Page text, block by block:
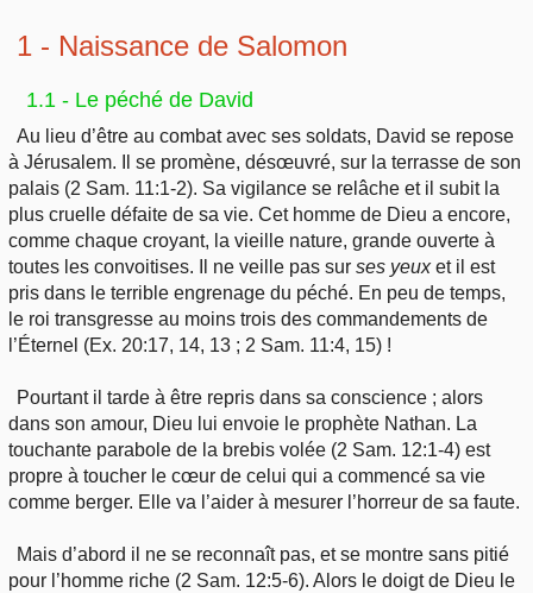
1 - Naissance de Salomon
1.1 - Le péché de David
Au lieu d’être au combat avec ses soldats, David se repose
à Jérusalem. Il se promène, désœuvré, sur la terrasse de son
palais (2 Sam. 11:1-2). Sa vigilance se relâche et il subit la
plus cruelle défaite de sa vie. Cet homme de Dieu a encore,
comme chaque croyant, la vieille nature, grande ouverte à
toutes les convoitises. Il ne veille pas sur ses yeuxet il est
pris dans le terrible engrenage du péché. En peu de temps,
le roi transgresse au moins trois des commandements de
l’Éternel (Ex. 20:17, 14, 13 ; 2 Sam. 11:4, 15) !
Pourtant il tarde à être repris dans sa conscience ; alors
dans son amour, Dieu lui envoie le prophète Nathan. La
touchante parabole de la brebis volée (2 Sam. 12:1-4) est
propre à toucher le cœur de celui qui a commencé sa vie
comme berger. Elle va l’aider à mesurer l’horreur de sa faute.
Mais d’abord il ne se reconnaît pas, et se montre sans pitié
pour l’homme riche (2 Sam. 12:5-6). Alors le doigt de Dieu le